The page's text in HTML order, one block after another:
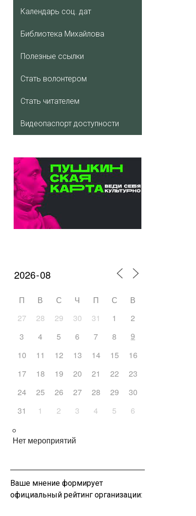
Календарь соц. дат
Библиотека Михайлова
Полезные ссылки
Стать волонтером
Стать читателем
Видеопаспорт доступности
П В С Ч П С
В
27
28 29 30 31 1
2
3
4 5 6 7 8
9
10
11 12 13 14 15
16
17
18 19 20 21 22
23
24
25 26 27 28 29
30
31
1 2 3 4 5 6
Нет мероприятий
Ваше мнение формирует
официальный рейтинг организации: